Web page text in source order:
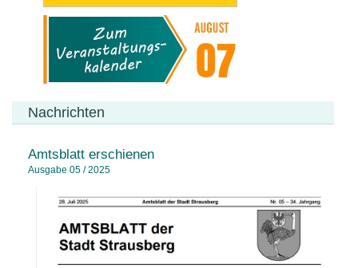
Nachrichten
Amtsblatt erschienen
Ausgabe 05 / 2025